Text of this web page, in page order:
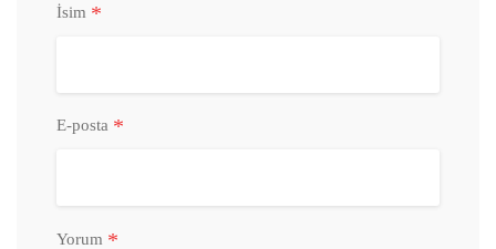
İsim *
E-posta *
Yorum *